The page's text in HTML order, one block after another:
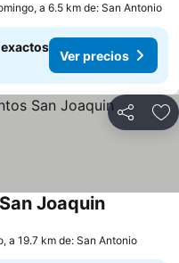
a 6.5 km de: San Antonio
Ver precios
Compartir
JoaquinVer
a 19.7 km de: San Antonio